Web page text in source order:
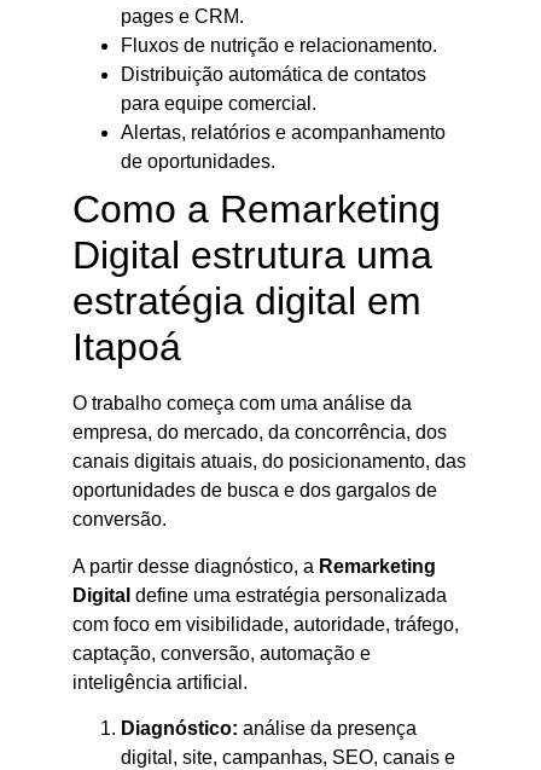
pages e CRM.
Fluxos de nutrição e relacionamento.
Distribuição automática de contatos
para equipe comercial.
Alertas, relatórios e acompanhamento
de oportunidades.
Como a Remarketing
Digital estrutura uma
estratégia digital em
Itapoá
O trabalho começa com uma análise da
empresa, do mercado, da concorrência, dos
canais digitais atuais, do posicionamento, das
oportunidades de busca e dos gargalos de
conversão.
A partir desse diagnóstico, a Remarketing
Digital define uma estratégia personalizada
com foco em visibilidade, autoridade, tráfego,
captação, conversão, automação e
inteligência artificial.
Diagnóstico: análise da presença
digital, site, campanhas, SEO, canais e